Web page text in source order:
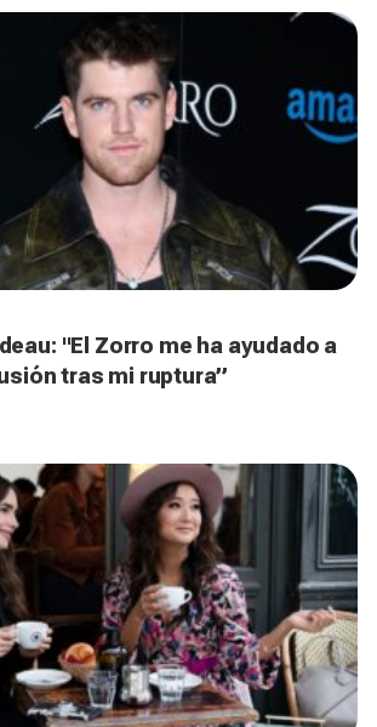
"El Zorro me ha ayudado a
tras mi ruptura”